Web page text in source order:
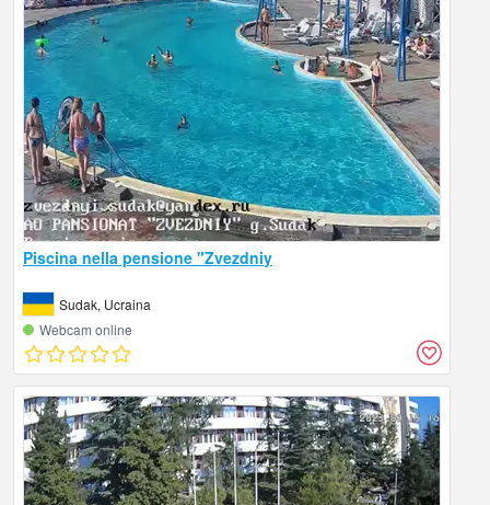
Piscina nella pensione "Zvezdniy
Sudak, Ucraina
Webcam online